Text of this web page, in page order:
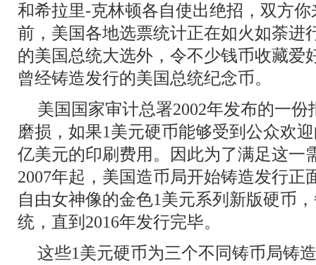
和希拉里-克林顿各自使出绝招，双方
前，美国各地选票统计正在如火如荼进
的美国总统大选外，令不少钱币收藏爱
曾经铸造发行的美国总统纪念币。
美国国家审计总署2002年发布的一
磨损，如果1美元硬币能够受到公众欢
亿美元的印刷费用。因此为了满足这一
2007年起，美国造币局开始铸造发行正
自由女神像的金色1美元系列新版硬币
统，直到2016年发行完毕。
这些1美元硬币为三个不同铸币局铸